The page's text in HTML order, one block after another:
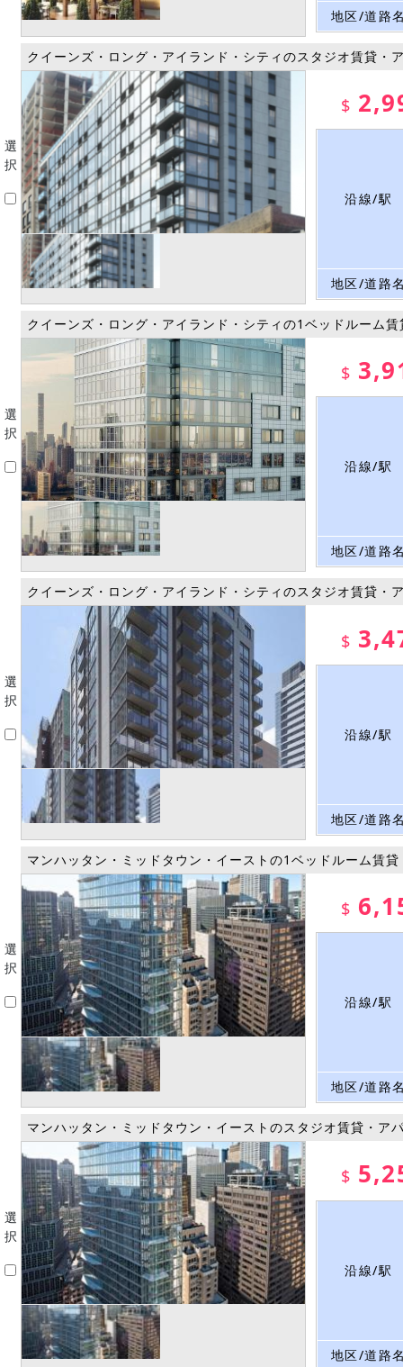
地区/道路
選
択
クイーンズ・ロング・アイランド・シティのスタジオ賃貸・
$
沿線/駅
地区/道路
選
択
クイーンズ・ロング・アイランド・シティの1ベッドルーム
$
沿線/駅
地区/道路
選
択
クイーンズ・ロング・アイランド・シティのスタジオ賃貸・
$
沿線/駅
地区/道路
選
択
マンハッタン・ミッドタウン・イーストの1ベッドルーム賃
$
沿線/駅
地区/道路
選
択
マンハッタン・ミッドタウン・イーストのスタジオ賃貸・ア
$
沿線/駅
地区/道路